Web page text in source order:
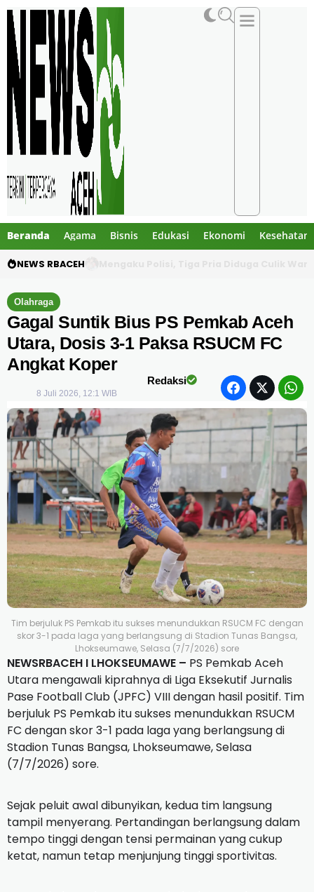
Beranda Agama Bisnis Edukasi Ekonomi Kesehatan
NEWS RBACEH
Olahraga
Gagal Suntik Bius PS Pemkab Aceh
Utara, Dosis 3-1 Paksa RSUCM FC
Angkat Koper
Redaksi
8 Juli 2026, 12:1 WIB
Tim berjuluk PS Pemkab itu sukses menundukkan RSUCM FC dengan
skor 3-1 pada laga yang berlangsung di Stadion Tunas Bangsa,
Lhokseumawe, Selasa (7/7/2026) sore
NEWSRBACEH I LHOKSEUMAWE – PS Pemkab Aceh
Utara mengawali kiprahnya di Liga Eksekutif Jurnalis
Pase Football Club (JPFC) VIII dengan hasil positif. Tim
berjuluk PS Pemkab itu sukses menundukkan RSUCM
FC dengan skor 3-1 pada laga yang berlangsung di
Stadion Tunas Bangsa, Lhokseumawe, Selasa
(7/7/2026) sore.
Sejak peluit awal dibunyikan, kedua tim langsung
tampil menyerang. Pertandingan berlangsung dalam
tempo tinggi dengan tensi permainan yang cukup
ketat, namun tetap menjunjung tinggi sportivitas.